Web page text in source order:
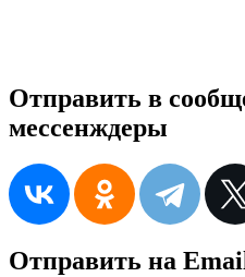
Отправить в
мессенждеры
Отправить на